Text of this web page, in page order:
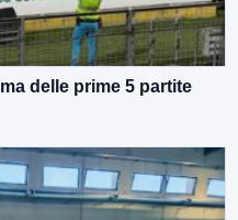
delle prime 5 partite